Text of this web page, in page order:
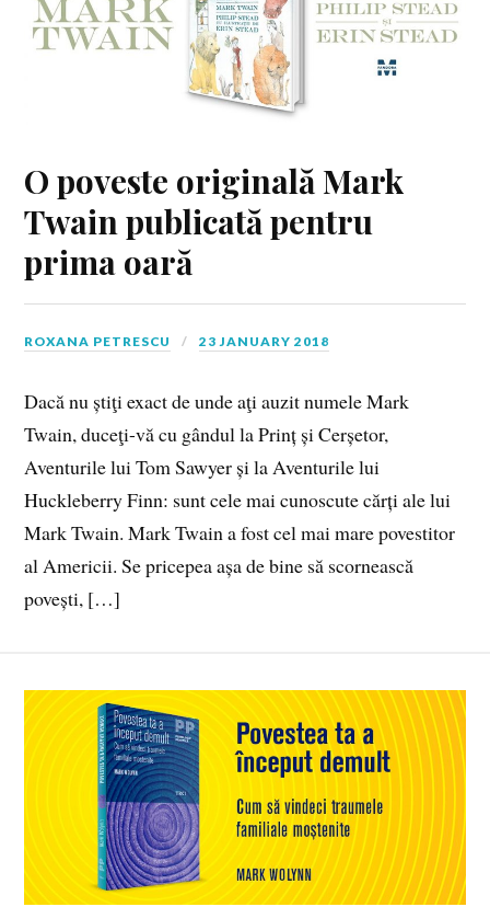
O poveste originală Mark
Twain publicată pentru
prima oară
ROXANA PETRESCU 23 JANUARY 2018
Dacă nu știţi exact de unde aţi auzit numele Mark
Twain, duceţi-vă cu gândul la Prinț și Cerșetor,
Aventurile lui Tom Sawyer și la Aventurile lui
Huckleberry Finn: sunt cele mai cunoscute cărți ale lui
Mark Twain. Mark Twain a fost cel mai mare povestitor
al Americii. Se pricepea așa de bine să scornească
povești, […]